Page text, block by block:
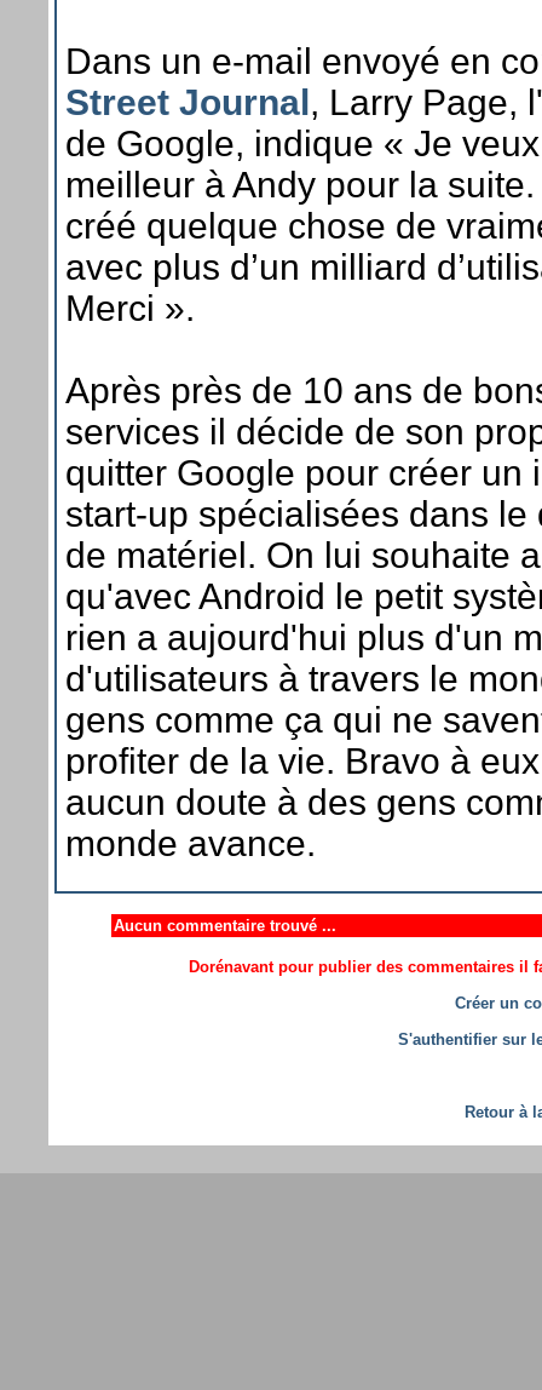
Dans un e-mail envoyé en
Street Journal, Larry Page,
de Google, indique « Je
meilleur à Andy pour la
créé quelque chose de
avec plus d’un milliard
Merci ».
Après près de 10 ans de
services il décide de son
quitter Google pour créer un
start-up spécialisées dans le
de matériel. On lui souhaite
qu'avec Android le petit
rien a aujourd'hui plus d'un
d'utilisateurs à travers le
gens comme ça qui ne
profiter de la vie. Bravo à
aucun doute à des gens
monde avance.
Aucun commentaire trouvé ...
Dorénavant pour publier des commentaires il
Créer un
S'authentifier sur
Retour à